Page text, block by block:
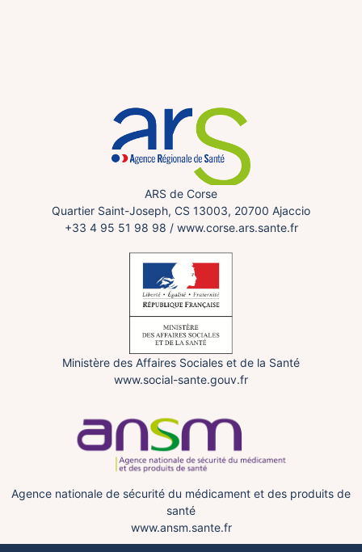
ARS de Corse
Quartier Saint-Joseph, CS 13003, 20700 Ajaccio
+33 4 95 51 98 98 / www.corse.ars.sante.fr
Ministère des Affaires Sociales et de la Santé
www.social-sante.gouv.fr
Agence nationale de sécurité du médicament et des produits de
santé
www.ansm.sante.fr